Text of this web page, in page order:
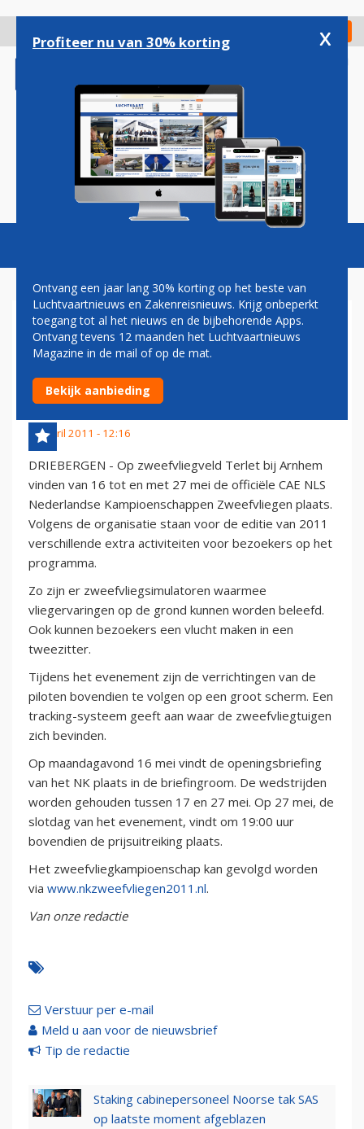
gaan
Check in
Magazine Podcasts Vacatures
VLIEGVELD TERLET IN MEI
DECOR VAN NK
ZWEEFVLIEGEN
24 april 2011 - 12:16
DRIEBERGEN - Op zweefvliegveld Terlet bij Arnhem
vinden van 16 tot en met 27 mei de officiële CAE NLS
Nederlandse Kampioenschappen Zweefvliegen plaats.
Volgens de organisatie staan voor de editie van 2011
verschillende extra activiteiten voor bezoekers op het
programma.
Zo zijn er zweefvliegsimulatoren waarmee
vliegervaringen op de grond kunnen worden beleefd.
Ook kunnen bezoekers een vlucht maken in een
tweezitter.
Tijdens het evenement zijn de verrichtingen van de
piloten bovendien te volgen op een groot scherm. Een
tracking-systeem geeft aan waar de zweefvliegtuigen
zich bevinden.
Op maandagavond 16 mei vindt de openingsbriefing
van het NK plaats in de briefingroom. De wedstrijden
worden gehouden tussen 17 en 27 mei. Op 27 mei, de
slotdag van het evenement, vindt om 19:00 uur
bovendien de prijsuitreiking plaats.
Het zweefvliegkampioenschap kan gevolgd worden
via www.nkzweefvliegen2011.nl.
Van onze redactie
Verstuur per e-mail
Meld u aan voor de nieuwsbrief
Tip de redactie
Staking cabinepersoneel Noorse tak SAS
op laatste moment afgeblazen
Profiteer nu van 30% korting x
Ontvang een jaar lang 30% korting op het beste van
Luchtvaartnieuws en Zakenreisnieuws. Krijg onbeperkt
toegang tot al het nieuws en de bijbehorende Apps.
Ontvang tevens 12 maanden het Luchtvaartnieuws
Magazine in de mail of op de mat.
Bekijk aanbieding